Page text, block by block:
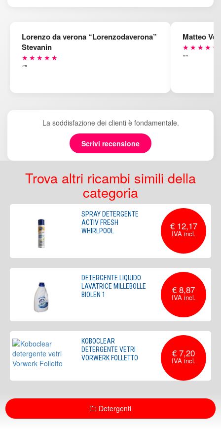
Lorenzo da verona “Lorenzodaverona”
Stevanin
★★★★★
""
Matteo
★★★★★
""
La soddisfazione dei clienti è fondamentale.
Scrivi recensione
Trova altri ricambi simili della
categoria
SPRAY DETERGENTE
ACTIV FRESH
WHIRLPOOL
€ 12,17
DETERGENTE LIQUIDO
LAVATRICE MILLEBOLLE
BIOLEN 1
€ 8,87
KOBOCLEAR
DETERGENTE VETRI
VORWERK FOLLETTO
€ 7,20
Detergenti